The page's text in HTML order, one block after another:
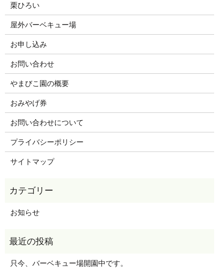
栗ひろい
屋外バーベキュー場
お申し込み
お問い合わせ
やまびこ園の概要
おみやげ券
お問い合わせについて
プライバシーポリシー
サイトマップ
お知らせ
只今、バーベキュー場開園中です。